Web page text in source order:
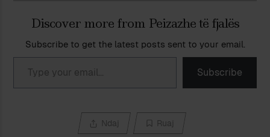
Discover more from Peizazhe të fjalës
Subscribe to get the latest posts sent to your email.
Type your email…
Subscribe
Ndaj Ruaj